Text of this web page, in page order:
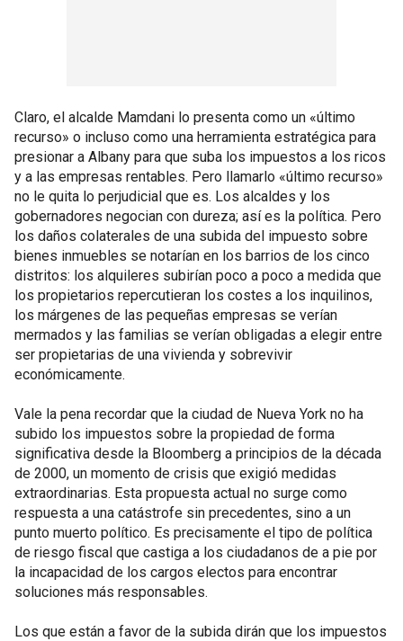
Claro, el alcalde Mamdani lo presenta como un «último
recurso» o incluso como una herramienta estratégica para
presionar a Albany para que suba los impuestos a los ricos
y a las empresas rentables. Pero llamarlo «último recurso»
no le quita lo perjudicial que es. Los alcaldes y los
gobernadores negocian con dureza; así es la política. Pero
los daños colaterales de una subida del impuesto sobre
bienes inmuebles se notarían en los barrios de los cinco
distritos: los alquileres subirían poco a poco a medida que
los propietarios repercutieran los costes a los inquilinos,
los márgenes de las pequeñas empresas se verían
mermados y las familias se verían obligadas a elegir entre
ser propietarias de una vivienda y sobrevivir
económicamente.
Vale la pena recordar que la ciudad de Nueva York no ha
subido los impuestos sobre la propiedad de forma
significativa desde la Bloomberg a principios de la década
de 2000, un momento de crisis que exigió medidas
extraordinarias. Esta propuesta actual no surge como
respuesta a una catástrofe sin precedentes, sino a un
punto muerto político. Es precisamente el tipo de política
de riesgo fiscal que castiga a los ciudadanos de a pie por
la incapacidad de los cargos electos para encontrar
soluciones más responsables.
Los que están a favor de la subida dirán que los impuestos